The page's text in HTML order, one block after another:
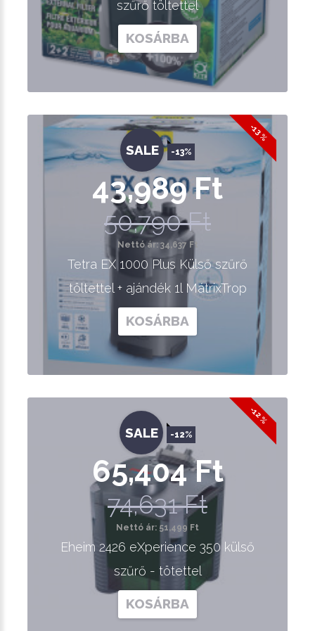
szűrő töltettel
KOSÁRBA
-13 %
SALE -13%
43,989 Ft
50,790 Ft
Nettó ár: 34,637 Ft
Tetra EX 1000 Plus Külső szűrő
töltettel + ajándék 1l MátrixTrop
KOSÁRBA
-12 %
SALE -12%
65,404 Ft
74,631 Ft
Nettó ár: 51,499 Ft
Eheim 2426 eXperience 350 külső
szűrő - tötettel
KOSÁRBA